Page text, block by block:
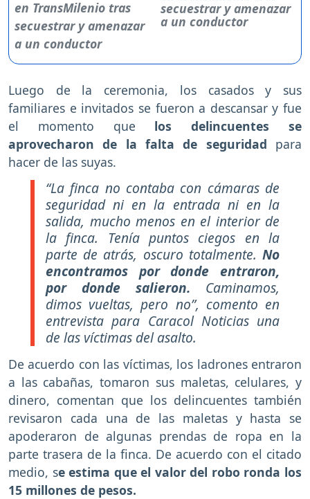
secuestrar y amenazar
a un conductor
Luego de la ceremonia, los casados y sus
familiares e invitados se fueron a descansar y fue
el momento que los delincuentes se
aprovecharon de la falta de seguridad para
hacer de las suyas.
“La finca no contaba con cámaras de
seguridad ni en la entrada ni en la
salida, mucho menos en el interior de
la finca. Tenía puntos ciegos en la
parte de atrás, oscuro totalmente. No
encontramos por donde entraron,
por donde salieron. Caminamos,
dimos vueltas, pero no”, comento en
entrevista para Caracol Noticias una
de las víctimas del asalto.
De acuerdo con las víctimas, los ladrones entraron
a las cabañas, tomaron sus maletas, celulares, y
dinero, comentan que los delincuentes también
revisaron cada una de las maletas y hasta se
apoderaron de algunas prendas de ropa en la
parte trasera de la finca. De acuerdo con el citado
medio, se estima que el valor del robo ronda los
15 millones de pesos.